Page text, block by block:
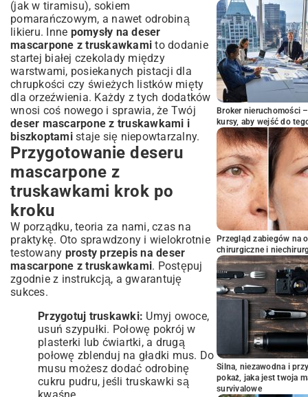
(jak w tiramisu), sokiem
pomarańczowym, a nawet odrobiną
likieru. Inne pomysły na deser
mascarpone z truskawkami to dodanie
startej białej czekolady między
warstwami, posiekanych pistacji dla
chrupkości czy świeżych listków mięty
dla orzeźwienia. Każdy z tych dodatków
wnosi coś nowego i sprawia, że Twój
deser mascarpone z truskawkami i
biszkoptamistaje się niepowtarzalny.
Przygotowanie deseru
mascarpone z
truskawkami krok po
kroku
W porządku, teoria za nami, czas na
praktykę. Oto sprawdzony i wielokrotnie
testowany prosty przepis na deser
mascarpone z truskawkami. Postępuj
zgodnie z instrukcją, a gwarantuję
sukces.
Przygotuj truskawki: Umyj owoce,
usuń szypułki. Połowę pokrój w
plasterki lub ćwiartki, a drugą
połowę zblenduj na gładki mus. Do
musu możesz dodać odrobinę
cukru pudru, jeśli truskawki są
Broker nieruchomości
kursy, aby wejść do
Przegląd zabiegów na
chirurgiczne i
Silna, niezawodna i
pokaż, jaka jest twoja
survivalowe